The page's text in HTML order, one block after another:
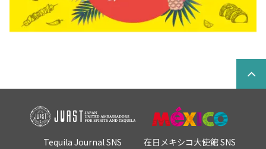
Tequila Journal SNS 在日メキシコ大使館 SNS